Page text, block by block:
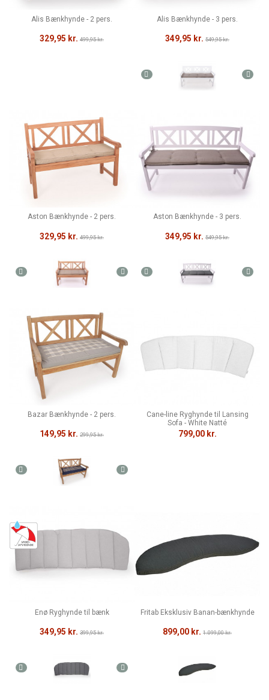
Alis Bænkhynde - 2 pers.
329,95 kr. 499,95 kr.
Alis Bænkhynde - 3 pers.
349,95 kr. 549,95 kr.
Aston Bænkhynde - 2 pers.
329,95 kr. 499,95 kr.
Aston Bænkhynde - 3 pers.
349,95 kr. 549,95 kr.
Bazar Bænkhynde - 2 pers.
149,95 kr. 299,95 kr.
Cane-line Ryghynde til Lansing
Sofa - White Natté
799,00 kr.
Enø Ryghynde til bænk
349,95 kr. 399,95 kr.
Fritab Eksklusiv Banan-bænkhynde
899,00 kr. 1.099,00 kr.